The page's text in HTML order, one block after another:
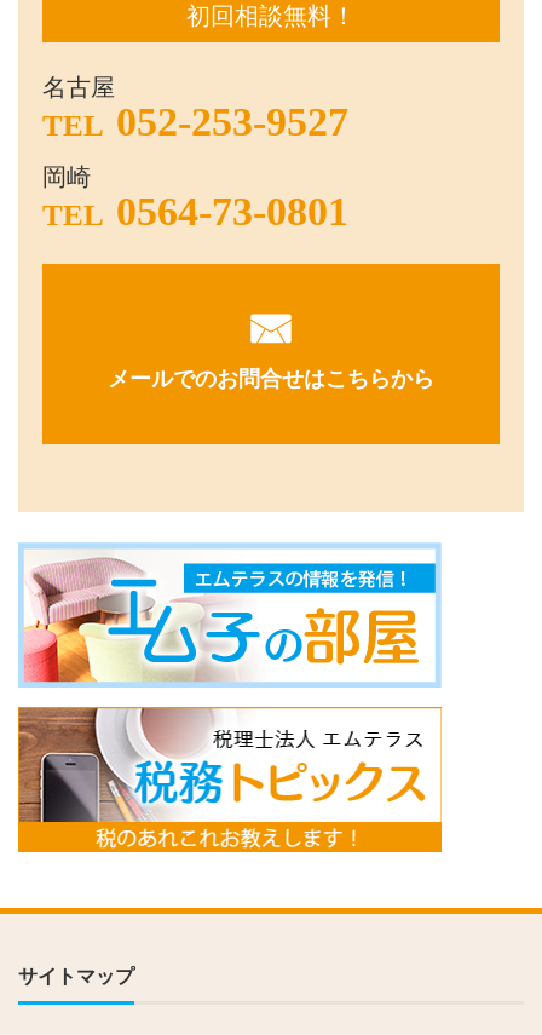
初回相談無料！
名古屋
TEL 052-253-9527
岡崎
TEL 0564-73-0801
メールでのお問合せはこちらから
サイトマップ